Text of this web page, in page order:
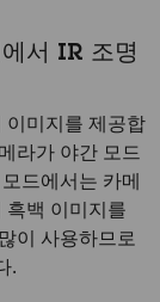
서 IR 조명
이미지를 제공합
라가 야간 모드
드에서는 카메
백 이미지를
이 사용하므로
.